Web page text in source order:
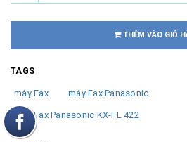
THÊM VÀO GIỎ
TAGS
máy Fax máy Fax Panasonic
Máy Fax Panasonic KX-FL 422